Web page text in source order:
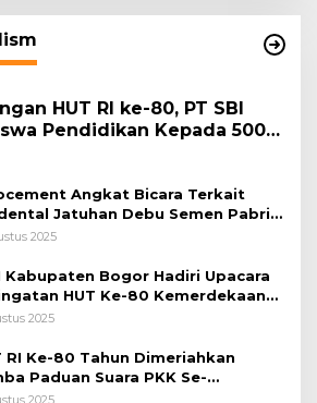
HUT RI ke-80, PT SBI
Pendidikan Kepada 500
Angkat Bicara Terkait
Jatuhan Debu Semen Pabrik
2025
Kabupaten Bogor Hadiri Upacara
HUT Ke-80 Kemerdekaan
Lapangan Tegar Beriman
2025
RI Ke-80 Tahun Dimeriahkan
Paduan Suara PKK Se-
Bogor